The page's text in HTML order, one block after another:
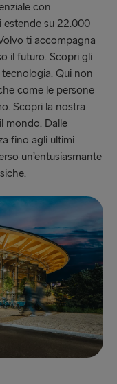
con
estende su 22.000
ti accompagna
il futuro. Scopri gli
Qui non
come le persone
Scopri la nostra
mondo. Dalle
fino agli ultimi
un’entusiasmante